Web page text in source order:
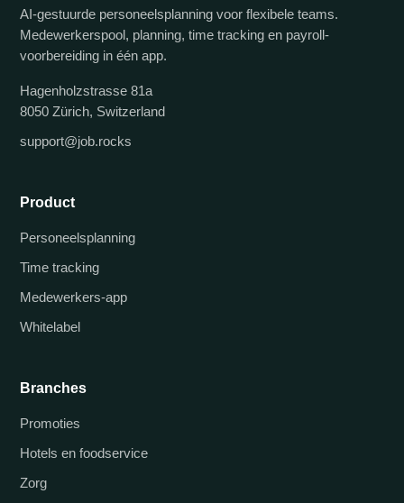
AI-gestuurde personeelsplanning voor flexibele teams.
Medewerkerspool, planning, time tracking en payroll-
voorbereiding in één app.
Hagenholzstrasse 81a
8050 Zürich, Switzerland
support@job.rocks
Product
Personeelsplanning
Time tracking
Medewerkers-app
Whitelabel
Branches
Promoties
Hotels en foodservice
Zorg